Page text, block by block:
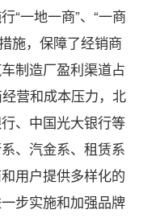
“一地一商”、“一商
施，保障了经销商
制造厂盈利渠道占
营和成本压力，北
、中国光大银行等
、汽金系、租赁系
用户提供多样化的
步实施和加强品牌